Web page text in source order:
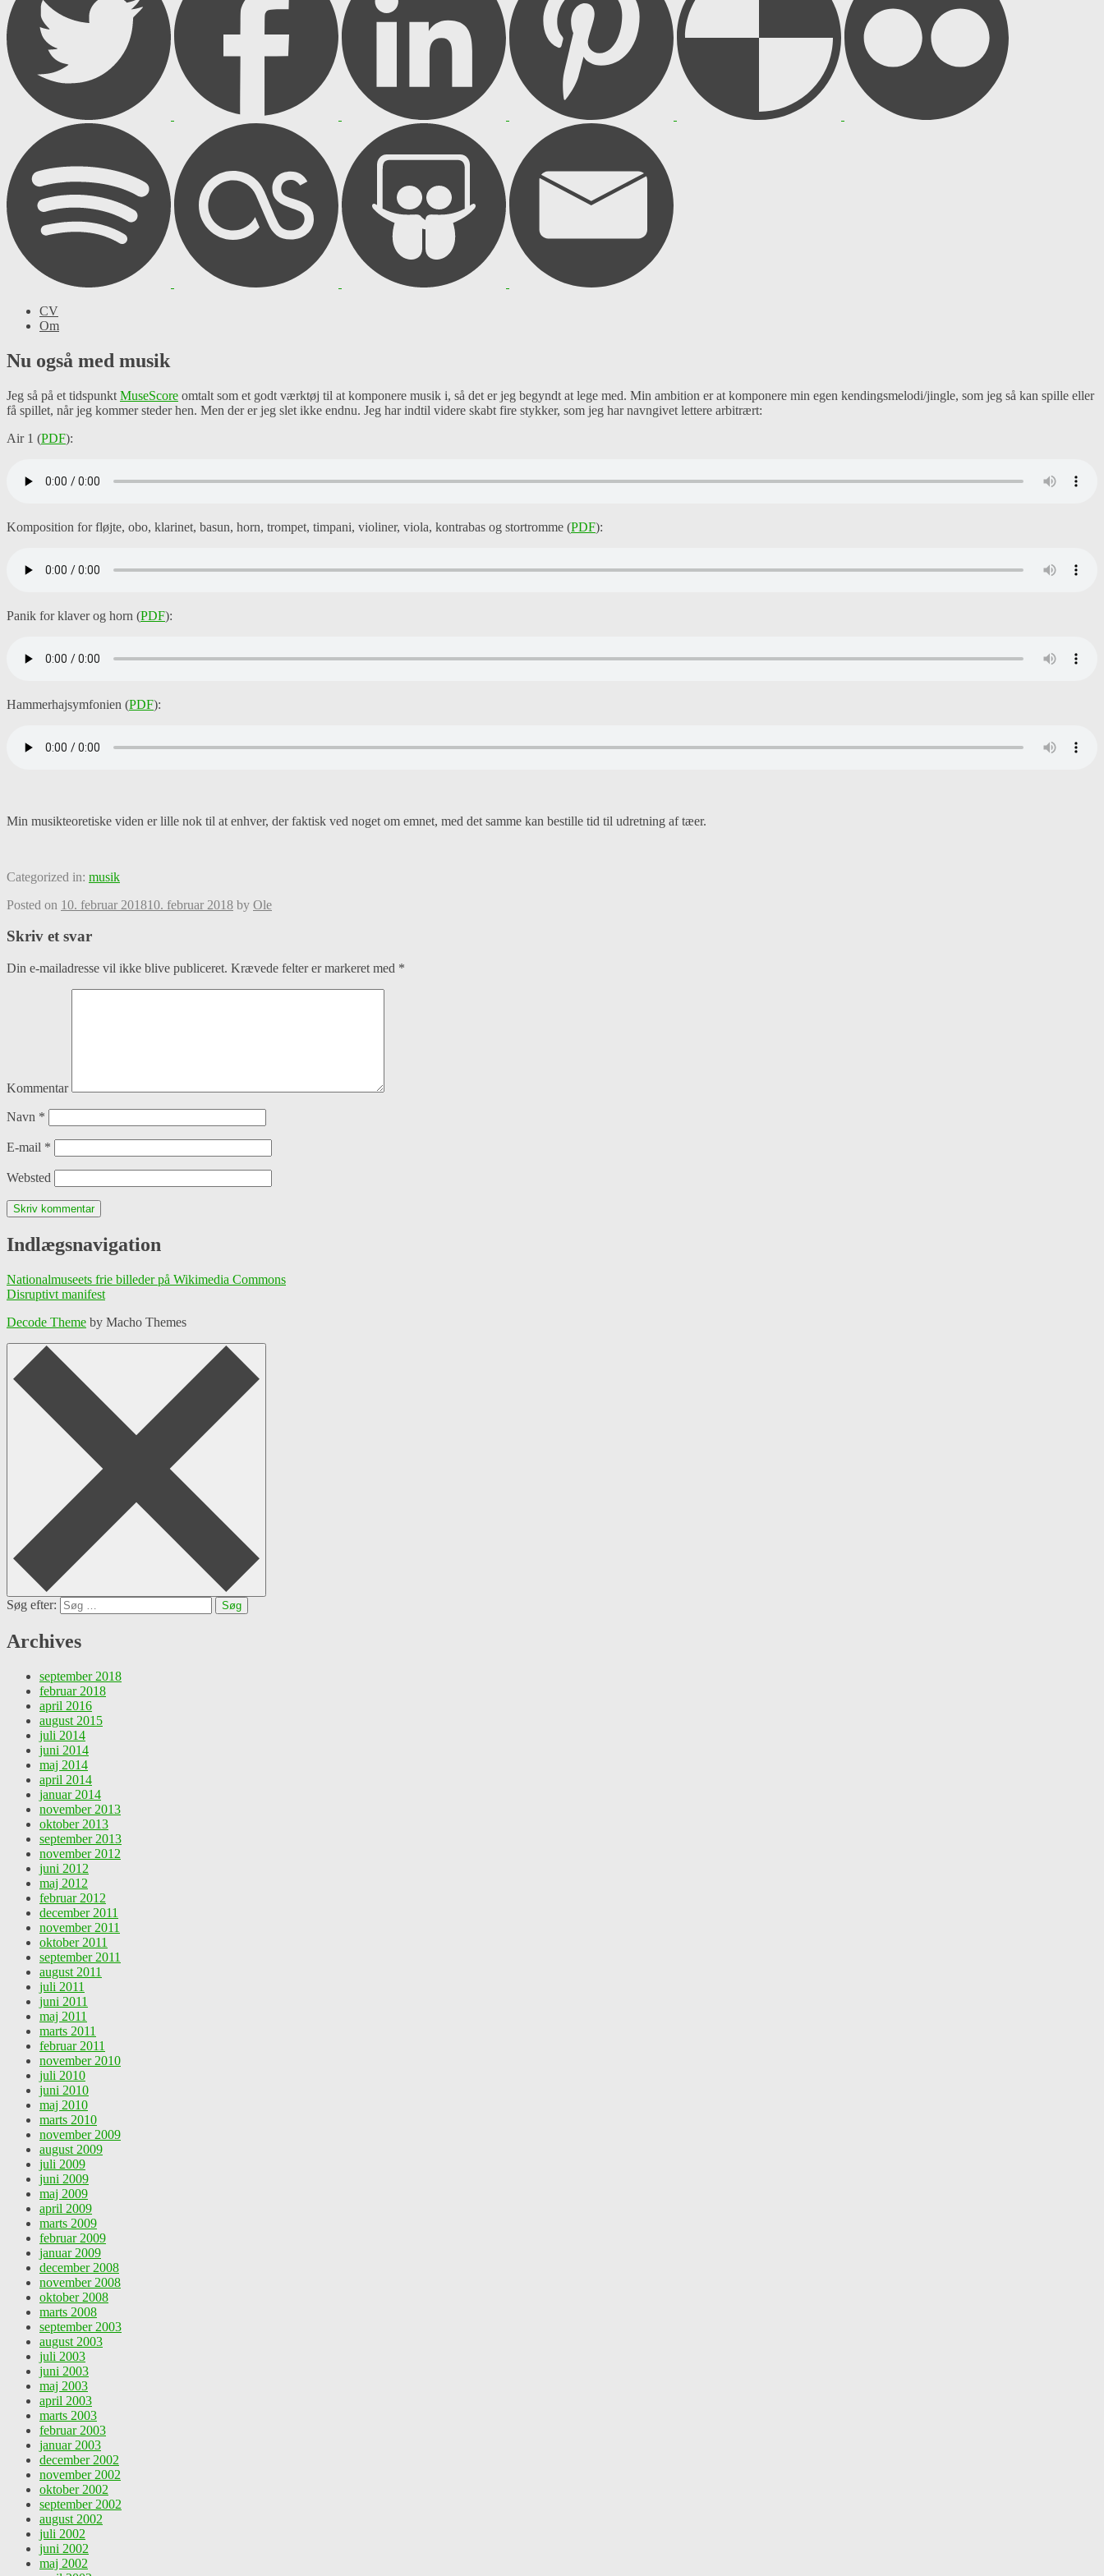
CV
Om
Nu også med musik
Jeg så på et tidspunkt MuseScore omtalt som et godt værktøj til at komponere musik i, så det er jeg begyndt at lege med. Min ambition er at komponere min egen kendingsmelodi/jingle, som jeg så kan spille eller
få spillet, når jeg kommer steder hen. Men der er jeg slet ikke endnu. Jeg har indtil videre skabt fire stykker, som jeg har navngivet lettere arbitrært:
Air 1 (PDF):
Komposition for fløjte, obo, klarinet, basun, horn, trompet, timpani, violiner, viola, kontrabas og stortromme (PDF):
Panik for klaver og horn (PDF):
Hammerhajsymfonien (PDF):
Min musikteoretiske viden er lille nok til at enhver, der faktisk ved noget om emnet, med det samme kan bestille tid til udretning af tæer.
Categorized in: musik
Posted on 10. februar 201810. februar 2018 by Ole
Skriv et svar
Din e-mailadresse vil ikke blive publiceret. Krævede felter er markeret med *
Kommentar
Navn *
E-mail *
Websted
Indlægsnavigation
Nationalmuseets frie billeder på Wikimedia Commons
Disruptivt manifest
Decode Theme by Macho Themes
Søg efter:
Archives
september 2018
februar 2018
april 2016
august 2015
juli 2014
juni 2014
maj 2014
april 2014
januar 2014
november 2013
oktober 2013
september 2013
november 2012
juni 2012
maj 2012
februar 2012
december 2011
november 2011
oktober 2011
september 2011
august 2011
juli 2011
juni 2011
maj 2011
marts 2011
februar 2011
november 2010
juli 2010
juni 2010
maj 2010
marts 2010
november 2009
august 2009
juli 2009
juni 2009
maj 2009
april 2009
marts 2009
februar 2009
januar 2009
december 2008
november 2008
oktober 2008
marts 2008
september 2003
august 2003
juli 2003
juni 2003
maj 2003
april 2003
marts 2003
februar 2003
januar 2003
december 2002
november 2002
oktober 2002
september 2002
august 2002
juli 2002
juni 2002
maj 2002